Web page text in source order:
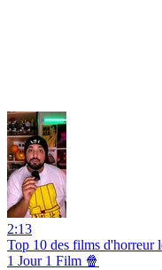
2:13
Top 10 des films d'horreur
1 Jour 1 Film 🍿